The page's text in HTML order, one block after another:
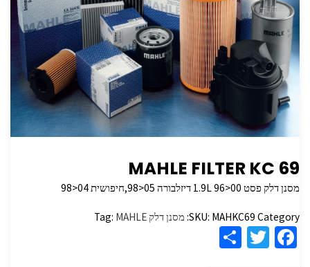
MAHLE FILTER KC 69
מסנן דלק פסט 1.9L 96>00 דיזלבורה 05<98,חיפושית 04<98
SKU: MAHKC69 Category: מסנן דלק Tag: MAHLE
Fa
T